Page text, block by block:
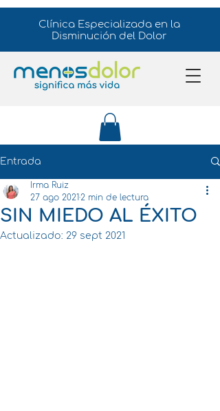
Clínica Especializada en la
Disminución del Dolor
Entrada
SIN MIEDO AL ÉXITO
Irma Ruiz
27 ago 2021 2 min de lectura
Actualizado: 29 sept 2021